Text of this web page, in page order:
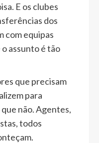
E os clubes
dos
com equipas
assunto é tão
que precisam
para
não. Agentes,
todos